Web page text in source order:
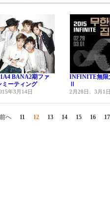
BANA2期ファ
ミーティング
年3月14日
INFINITE無限
2月28日、3月1
へ 11 12 13 14 15 16 17